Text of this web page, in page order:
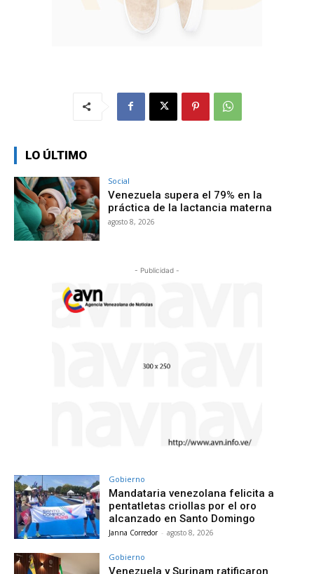
LO ÚLTIMO
Social
Venezuela supera el 79% en la
práctica de la lactancia materna
agosto 8, 2026
- Publicidad -
Gobierno
Mandataria venezolana felicita a
pentatletas criollas por el oro
alcanzado en Santo Domingo
Janna Corredor - agosto 8, 2026
Gobierno
Venezuela y Surinam ratificaron